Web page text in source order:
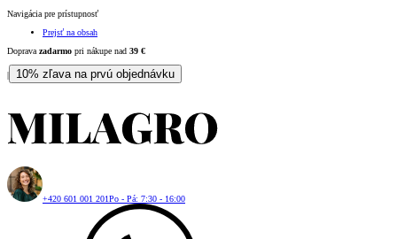
Navigácia pre prístupnosť
Prejsť na obsah
Doprava zadarmo pri nákupe nad 39 €
| 10% zľava na prvú objednávku
+420 601 001 201Po - Pá: 7:30 - 16:00